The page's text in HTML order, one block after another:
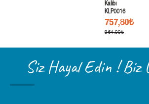
Kalıbı
KLP0016
757,80₺
864,00₺
Siz Hayal Edin ! Biz